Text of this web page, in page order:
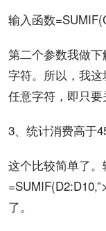
输入函数
第二个参数我做下
字符。所以，我
任意字符，即只要
3、统计消费高于
这个比较简单了
了。